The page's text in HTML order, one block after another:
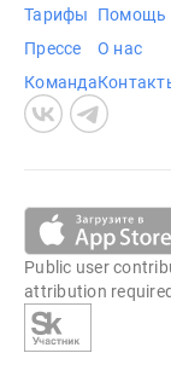
Тарифы
Прессе
Команда
Помощь
О нас
Public user
attribution required